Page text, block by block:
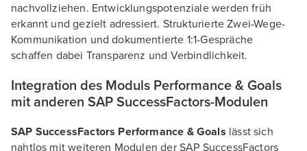
nachvollziehen. Entwicklungspotenziale werden früh
erkannt und gezielt adressiert. Strukturierte Zwei-Wege-
Kommunikation und dokumentierte 1:1-Gespräche
schaffen dabei Transparenz und Verbindlichkeit.
Integration des Moduls Performance & Goals
mit anderen SAP SuccessFactors-Modulen
SAP SuccessFactors Performance & Goals lässt sich
nahtlos mit weiteren Modulen der SAP SuccessFactors